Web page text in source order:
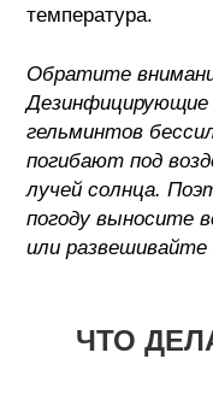
температура.
Обратите
Дезинфицирующие
гельминтов
погибают под
лучей солнца.
погоду выносите
или развешивайте
ЧТО